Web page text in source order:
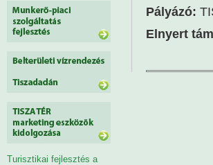
Pályázó:
Elnyert
Turisztikai fejlesztés a